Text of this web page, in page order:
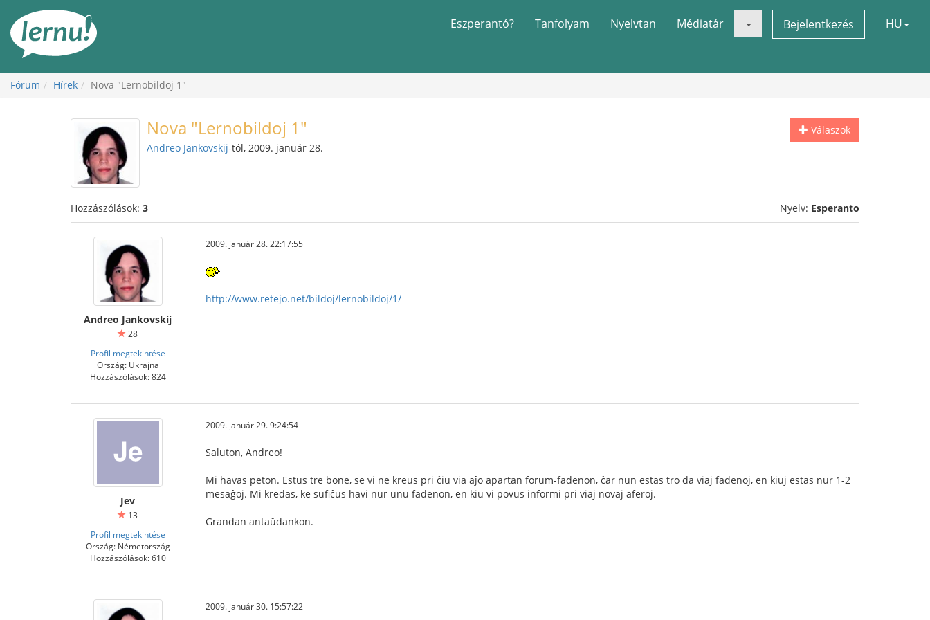
Eszperantó? Tanfolyam Nyelvtan Médiatár Bejelentkezés HU
Fórum Hírek Nova "Lernobildoj 1"
Válaszok
Nova "Lernobildoj 1"
Andreo Jankovskij-tól, 2009. január 28.
Hozzászólások: 3 Nyelv: Esperanto
Andreo Jankovskij
28
Profil megtekintése
Ország: Ukrajna
Hozzászólások: 824
2009. január 28. 22:17:55
http://www.retejo.net/bildoj/lernobildoj/1/
Jev
13
Profil megtekintése
Ország: Németország
Hozzászólások: 610
2009. január 29. 9:24:54
Saluton, Andreo!
Mi havas peton. Estus tre bone, se vi ne kreus pri ĉiu via aĵo apartan forum-fadenon, ĉar nun estas tro da viaj fadenoj, en kiuj estas nur 1-2
mesaĝoj. Mi kredas, ke sufiĉus havi nur unu fadenon, en kiu vi povus informi pri viaj novaj aferoj.
Grandan antaŭdankon.
2009. január 30. 15:57:22